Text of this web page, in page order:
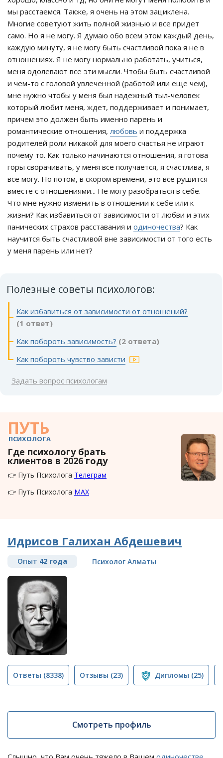
мы расстаемся. Также, я очень на этом зациклена.
Многие советуют жить полной жизнью и все придет
само. Но я не могу. Я думаю обо всем этом каждый день,
каждую минуту, я не могу быть счастливой пока я не в
отношениях. Я не могу нормально работать, учиться,
меня одолевают все эти мысли. Чтобы быть счастливой
и чем-то с головой увлеченной (работой или еще чем),
мне нужно чтобы у меня был надежный тыл-человек
который любит меня, ждет, поддерживает и понимает,
причем это должен быть именно парень и
романтические отношения,любовь и поддержка
родителей роли никакой для моего счастья не играют
почему то. Как только начинаются отношения, я готова
горы сворачивать, у меня все получается, я счастлива, я
все могу. Но потом, в скором времени, это все рушится
вместе с отношениями... Не могу разобраться в себе.
Что мне нужно изменить в отношении к себе или к
жизни? Как избавиться от зависимости от любви и этих
панических страхов расставания и одиночества? Как
научится быть счастливой вне зависимости от того есть
у меня парень или нет?
Полезные советы психологов:
Как избавиться от зависимости от отношений?
(1 ответ)
Как побороть зависимость? (2 ответа)
Как побороть чувство зависти
Задать вопрос психологам
ПУТЬ
ПСИХОЛОГА
Где психологу брать
клиентов в 2026 году
👉 Путь Психолога Телеграм
👉 Путь Психолога MAX
Идрисов Галихан Абдешевич
Опыт 42 года Психолог Алматы
Ответы (8338) Отзывы (23) Дипломы (25)
Смотреть профиль